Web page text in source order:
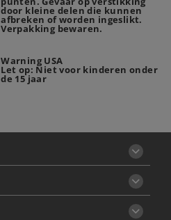
door kleine delen die kunnen
afbreken of worden ingeslikt.
Verpakking bewaren.
Warning USA
Let op: Niet voor kinderen onder
de 15 jaar